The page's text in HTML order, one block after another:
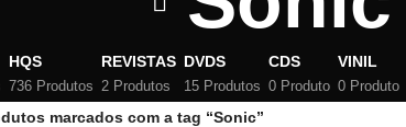
HQS
736 Produtos
REVISTAS
2 Produtos
DVDS
15 Produtos
CDS
0 Produto
VINIL
0 Produto
marcados com a tag “Sonic”